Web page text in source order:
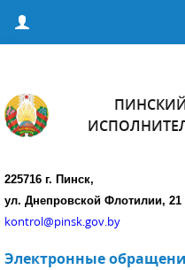
225716 г. Пинск,
ул. Днепровской Флотилии, 21
kontrol@pinsk.gov.by
Электронные